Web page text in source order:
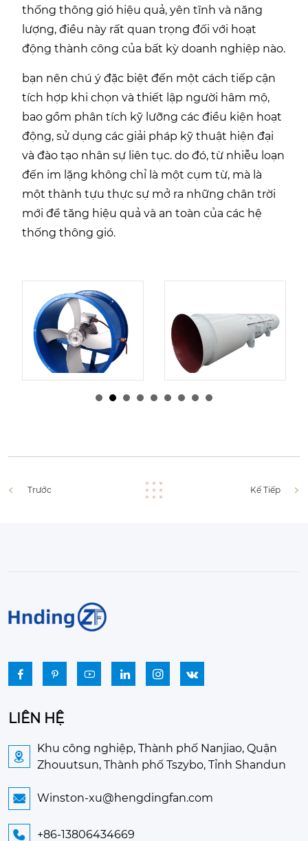
thống thông gió hiệu quả, yên tĩnh và năng
lượng, điều này rất quan trọng đối với hoạt
động thành công của bất kỳ doanh nghiệp nào.
bạn nên chú ý đặc biệt đến một cách tiếp cận
tích hợp khi chọn và thiết lập người hâm mộ,
bao gồm phân tích kỹ lưỡng các điều kiện hoạt
động, sử dụng các giải pháp kỹ thuật hiện đại
và đào tạo nhân sự liên tục. do đó, từ nhiễu loạn
đến im lặng không chỉ là một cụm từ, mà là
một thành tựu thực sự mở ra những chân trời
mới để tăng hiệu quả và an toàn của các hệ
thống thông gió.
由Quản trị viên |10
Trước Kế Tiếp
     
LIÊN HỆ

Khu công nghiệp, Thành phố Nanjiao, Quận
Zhouutsun, Thành phố Tszybo, Tỉnh Shandun
 Winston-xu@hengdingfan.com
 +86-13806434669